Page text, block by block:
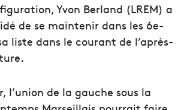
Yvon Berland (LREM) a
de se maintenir dans les 6e-
liste dans le courant de l’après-
l’union de la gauche sous la